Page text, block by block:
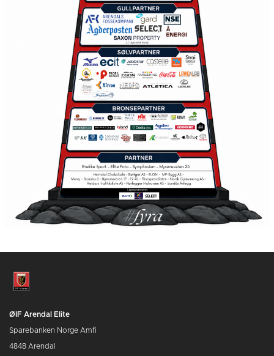
ØIF Arendal Elite
Sparebanken Norge Amfi
4848 Arendal